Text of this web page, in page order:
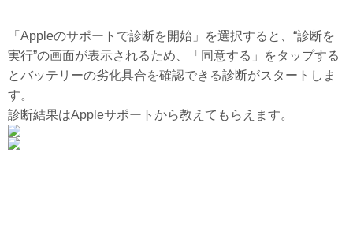
「Appleのサポートで診断を開始」を選択すると、“診断を
実行”の画面が表示されるため、「同意する」をタップする
とバッテリーの劣化具合を確認できる診断がスタートしま
す。
診断結果はAppleサポートから教えてもらえます。